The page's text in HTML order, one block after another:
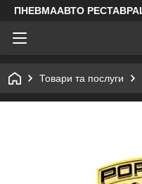
ПНЕВМААВТО
Товари та послуги